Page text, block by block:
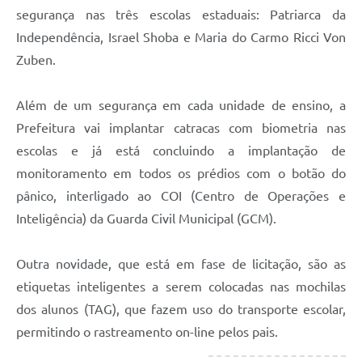
segurança nas três escolas estaduais: Patriarca da
Independência, Israel Shoba e Maria do Carmo Ricci Von
Zuben.
Além de um segurança em cada unidade de ensino, a
Prefeitura vai implantar catracas com biometria nas
escolas e já está concluindo a implantação de
monitoramento em todos os prédios com o botão do
pânico, interligado ao COI (Centro de Operações e
Inteligência) da Guarda Civil Municipal (GCM).
Outra novidade, que está em fase de licitação, são as
etiquetas inteligentes a serem colocadas nas mochilas
dos alunos (TAG), que fazem uso do transporte escolar,
permitindo o rastreamento on-line pelos pais.